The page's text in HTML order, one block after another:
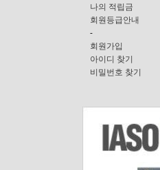
나의 적립금
회원등급안내
-
회원가입
아이디 찾기
비밀번호 찾기